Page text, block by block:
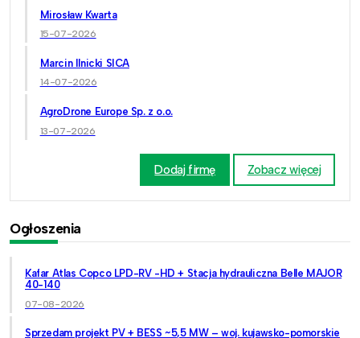
Mirosław Kwarta
15-07-2026
Marcin Ilnicki SICA
14-07-2026
AgroDrone Europe Sp. z o.o.
13-07-2026
Dodaj firmę Zobacz więcej
Ogłoszenia
Kafar Atlas Copco LPD-RV -HD + Stacja hydrauliczna Belle MAJOR
40-140
07-08-2026
Sprzedam projekt PV + BESS ~5,5 MW – woj. kujawsko-pomorskie